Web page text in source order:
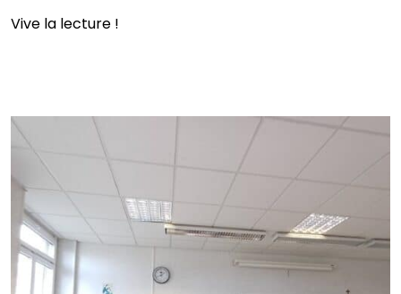
Vive la lecture !